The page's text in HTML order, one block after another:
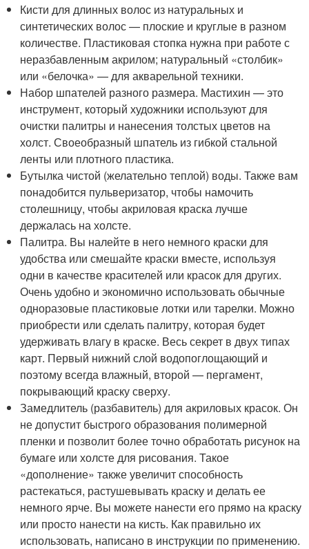
Кисти для длинных волос из натуральных и
синтетических волос — плоские и круглые в разном
количестве. Пластиковая стопка нужна при работе с
неразбавленным акрилом; натуральный «столбик»
или «белочка» — для акварельной техники.
Набор шпателей разного размера. Мастихин — это
инструмент, который художники используют для
очистки палитры и нанесения толстых цветов на
холст. Своеобразный шпатель из гибкой стальной
ленты или плотного пластика.
Бутылка чистой (желательно теплой) воды. Также вам
понадобится пульверизатор, чтобы намочить
столешницу, чтобы акриловая краска лучше
держалась на холсте.
Палитра. Вы налейте в него немного краски для
удобства или смешайте краски вместе, используя
одни в качестве красителей или красок для других.
Очень удобно и экономично использовать обычные
одноразовые пластиковые лотки или тарелки. Можно
приобрести или сделать палитру, которая будет
удерживать влагу в краске. Весь секрет в двух типах
карт. Первый нижний слой водопоглощающий и
поэтому всегда влажный, второй — пергамент,
покрывающий краску сверху.
Замедлитель (разбавитель) для акриловых красок. Он
не допустит быстрого образования полимерной
пленки и позволит более точно обработать рисунок на
бумаге или холсте для рисования. Такое
«дополнение» также увеличит способность
растекаться, растушевывать краску и делать ее
немного ярче. Вы можете нанести его прямо на краску
или просто нанести на кисть. Как правильно их
использовать, написано в инструкции по применению.